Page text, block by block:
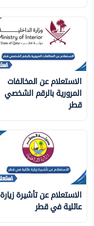
الاستعلام عن المخالفات
المرورية بالرقم الشخصي
قطر
الاستعلام عن تأشيرة زيارة
عائلية في قطر